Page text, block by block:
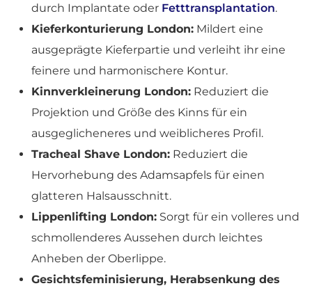
durch Implantate oder Fetttransplantation.
Kieferkonturierung London: Mildert eine
ausgeprägte Kieferpartie und verleiht ihr eine
feinere und harmonischere Kontur.
Kinnverkleinerung London: Reduziert die
Projektion und Größe des Kinns für ein
ausgeglicheneres und weiblicheres Profil.
Tracheal Shave London: Reduziert die
Hervorhebung des Adamsapfels für einen
glatteren Halsausschnitt.
Lippenlifting London: Sorgt für ein volleres und
schmollenderes Aussehen durch leichtes
Anheben der Oberlippe.
Gesichtsfeminisierung, Herabsenkung des